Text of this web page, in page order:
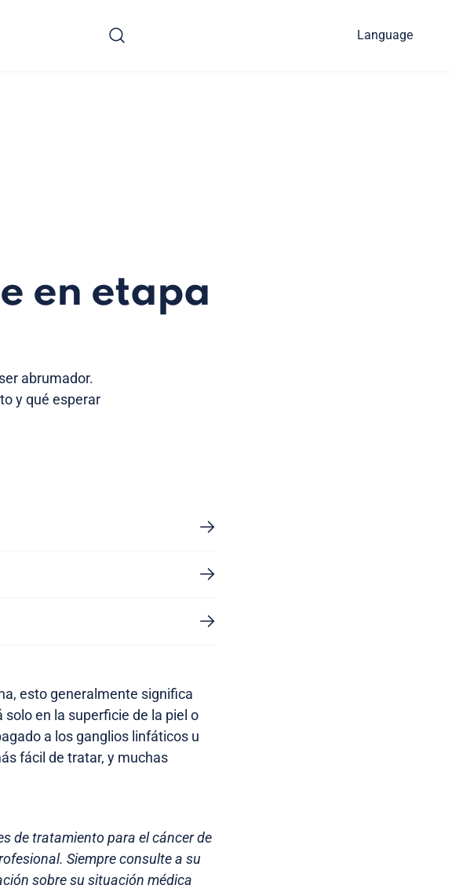
Language
en etapa
abrumador.
y qué esperar
esto generalmente significa
en la superficie de la piel o
a los ganglios linfáticos u
fácil de tratar, y muchas
de tratamiento para el cáncer de
Siempre consulte a su
sobre su situación médica